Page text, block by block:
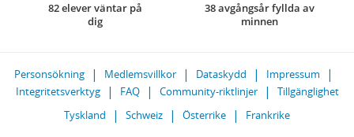
82 elever väntar på
dig
38 avgångsår fyllda av
minnen
Personsökning Medlemsvillkor Dataskydd
Impressum
Integritetsverktyg
FAQ Community-riktlinjer
Tillgänglighet
Tyskland
Schweiz Österrike Frankrike